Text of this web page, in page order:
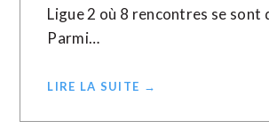
Ligue 2 où 8 rencontres se sont
Parmi…
LIRE LA SUITE →